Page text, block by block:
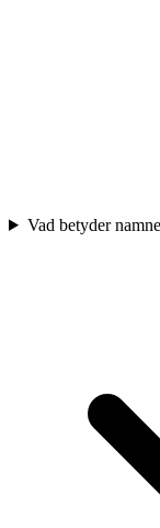
Vad betyder